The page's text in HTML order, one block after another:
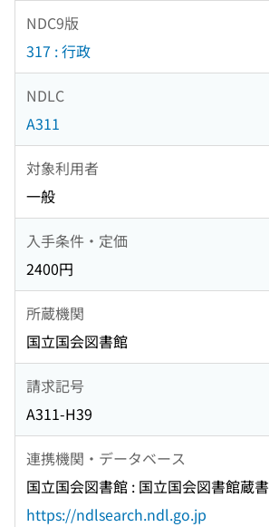
NDC9版
317 : 行政
NDLC
A311
対象利用者
一般
入手条件・定価
2400円
所蔵機関
国立国会図書館
請求記号
A311-H39
連携機関・データベース
国立国会図書館 : 国立国会図書館蔵書
https://ndlsearch.ndl.go.jp